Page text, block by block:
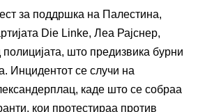
за поддршка на Палестина,
Die Linke, Леа Рајснер,
што предизвика бурни
Инцидентот се случи на
каде што се собраа
кои протестираа против